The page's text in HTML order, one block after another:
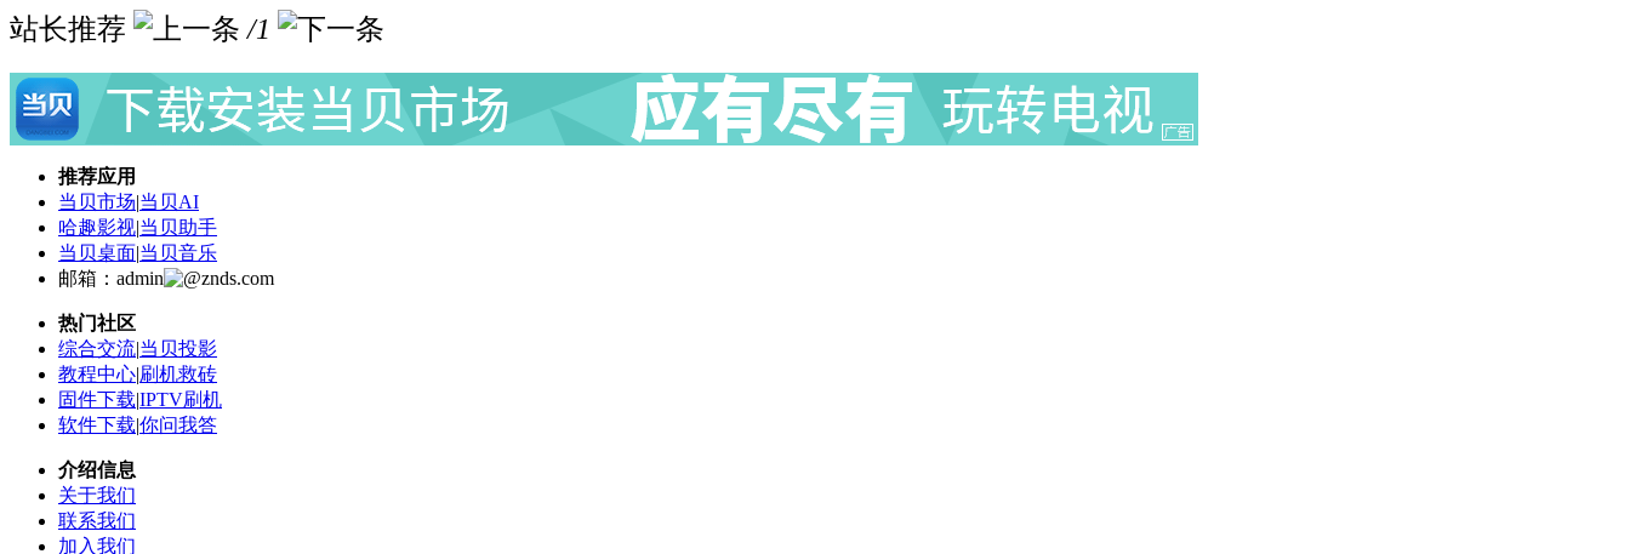
站长推荐 /1
推荐应用
当贝市场|当贝AI
哈趣影视|当贝助手
当贝桌面|当贝音乐
邮箱：admin
znds.com
热门社区
综合交流|当贝投影
教程中心|刷机救砖
固件下载|IPTV刷机
软件下载|你问我答
介绍信息
关于我们
联系我们
加入我们